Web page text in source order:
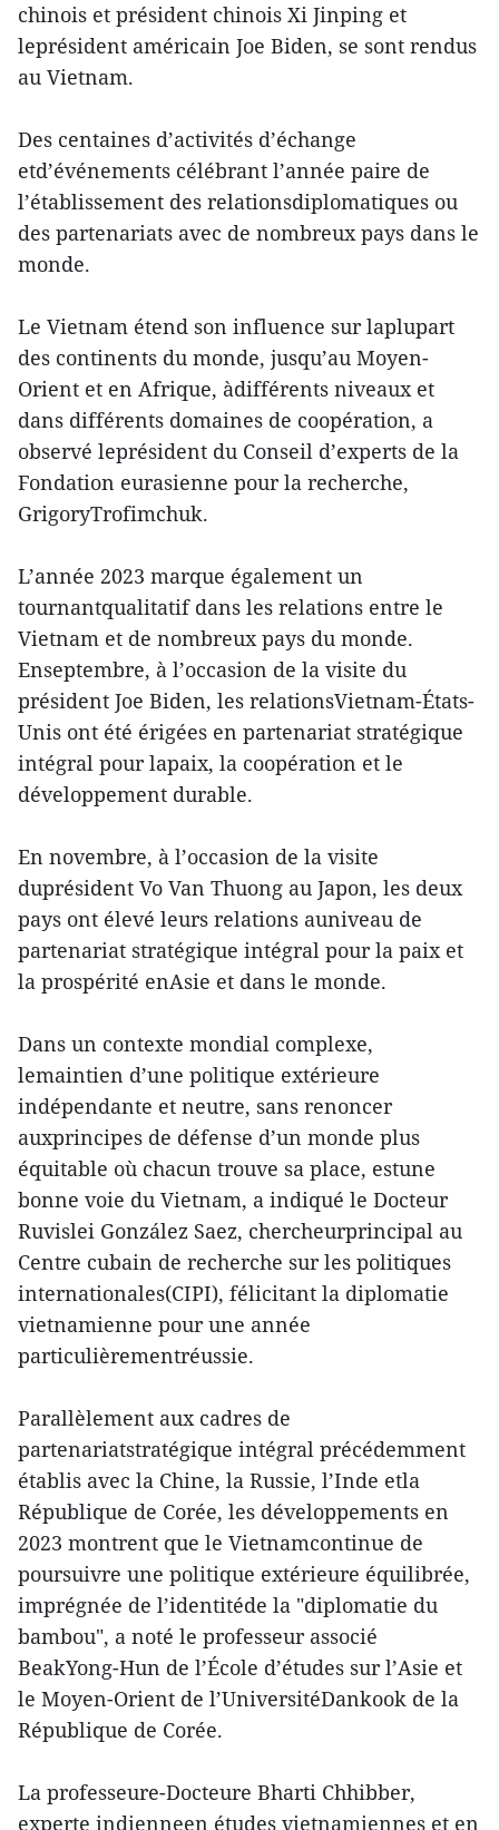
chinois et président chinois Xi Jinping et
leprésident américain Joe Biden, se sont rendus
au Vietnam.
Des centaines d’activités d’échange
etd’événements célébrant l’année paire de
l’établissement des relationsdiplomatiques ou
des partenariats avec de nombreux pays dans le
monde.
Le Vietnam étend son influence sur laplupart
des continents du monde, jusqu’au Moyen-
Orient et en Afrique, àdifférents niveaux et
dans différents domaines de coopération, a
observé leprésident du Conseil d’experts de la
Fondation eurasienne pour la recherche,
GrigoryTrofimchuk.
L’année 2023 marque également un
tournantqualitatif dans les relations entre le
Vietnam et de nombreux pays du monde.
Enseptembre, à l’occasion de la visite du
président Joe Biden, les relationsVietnam-États-
Unis ont été érigées en partenariat stratégique
intégral pour lapaix, la coopération et le
développement durable.
En novembre, à l’occasion de la visite
duprésident Vo Van Thuong au Japon, les deux
pays ont élevé leurs relations auniveau de
partenariat stratégique intégral pour la paix et
la prospérité enAsie et dans le monde.
Dans un contexte mondial complexe,
lemaintien d’une politique extérieure
indépendante et neutre, sans renoncer
auxprincipes de défense d’un monde plus
équitable où chacun trouve sa place, estune
bonne voie du Vietnam, a indiqué le Docteur
Ruvislei González Saez, chercheurprincipal au
Centre cubain de recherche sur les politiques
internationales(CIPI), félicitant la diplomatie
vietnamienne pour une année
particulièrementréussie.
Parallèlement aux cadres de
partenariatstratégique intégral précédemment
établis avec la Chine, la Russie, l’Inde etla
République de Corée, les développements en
2023 montrent que le Vietnamcontinue de
poursuivre une politique extérieure équilibrée,
imprégnée de l’identitéde la "diplomatie du
bambou", a noté le professeur associé
BeakYong-Hun de l’École d’études sur l’Asie et
le Moyen-Orient de l’UniversitéDankook de la
République de Corée.
La professeure-Docteure Bharti Chhibber,
experte indienneen études vietnamiennes et en